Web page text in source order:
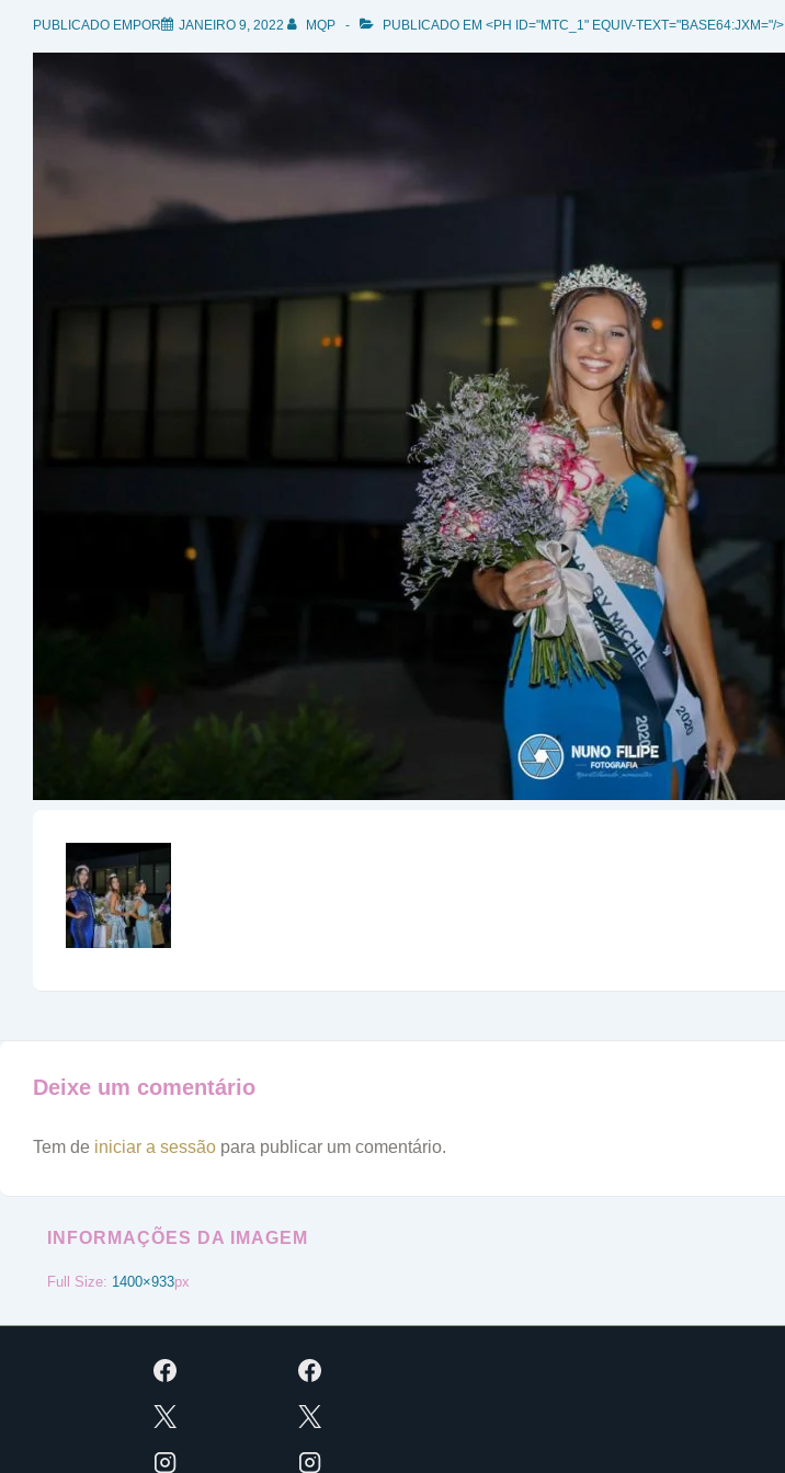
PUBLICADO EMPOR JANEIRO 9, 2022 MQP PUBLICADO EM <PH ID="MTC_1" EQUIV-TEXT="BASE64:JXM="/>
Deixe um comentário
Tem de iniciar a sessão para publicar um comentário.
INFORMAÇÕES DA IMAGEM
Full Size: 1400×933px